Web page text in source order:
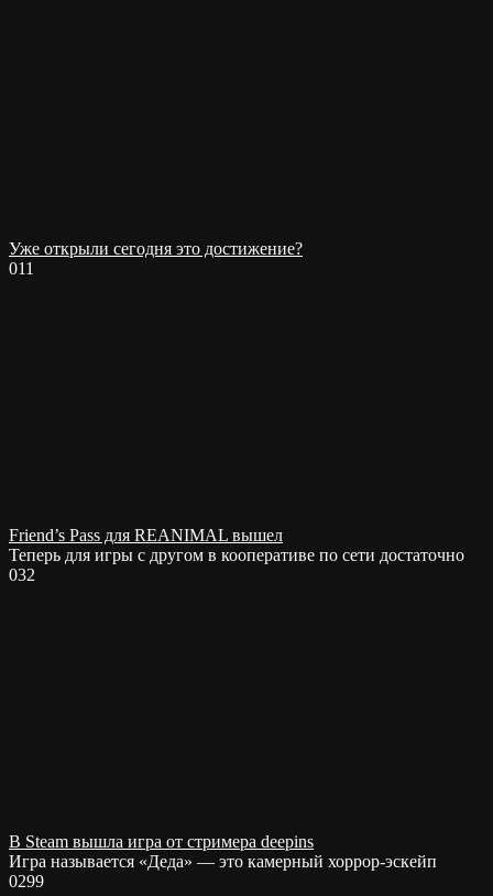
Уже открыли сегодня это достижение?
011
Friend’s Pass для REANIMAL вышел
Теперь для игры с другом в кооперативе по сети достаточно
032
В Steam вышла игра от стримера deepins
Игра называется «Деда» — это камерный хоррор-эскейп
0299